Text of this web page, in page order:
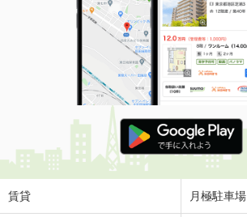
価 格
3.10万円
住 所
香川県坂出市川津町
専有面積 39.17m²
間取り
2K
香川県高松市飯田町
価 格
4.45万円
住 所
香川県高松市飯田町
専有面積
賃貸 月極駐車場